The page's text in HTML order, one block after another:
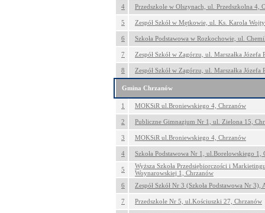
4 Przedszkole w Olszynach, ul. Przedszkolna 4,
5 Zespół Szkół w Mętkowie, ul. Ks. Karola
6 Szkoła Podstawowa w Rozkochowie, ul.
7 Zespół Szkół w Zagórzu, ul. Marszałka Józefa
8 Zespół Szkół w Zagórzu, ul. Marszałka Józefa
Gmina Chrzanów
1 MOKSiR ul.Broniewskiego 4, Chrzanów
2 Publiczne Gimnazjum Nr 1, ul. Zielona 15,
3 MOKSiR ul.Broniewskiego 4, Chrzanów
4 Szkoła Podstawowa Nr 1, ul.Borelowskiego 1,
5
Wyższa Szkoła Przedsiębiorczości i
Woynarowskiej 1, Chrzanów
6
Zespół Szkół Nr 3 (Szkoła Podstawowa Nr
7 Przedszkole Nr 5, ul.Kościuszki 27, Chrzanów